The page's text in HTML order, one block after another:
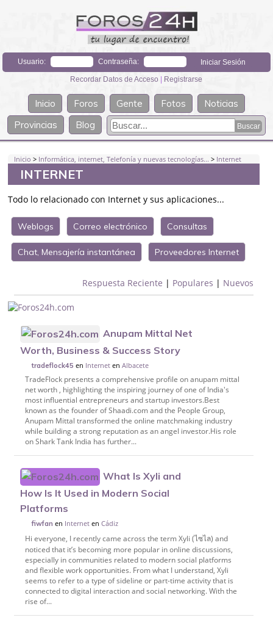
Usuario: Contraseña:
Recordar Datos de Acceso | Registrarse
Inicio Foros Gente Fotos
Noticias
Provincias
Blog
Inicio > Informática, internet, Telefonía y nuevas tecnologías... > Internet
INTERNET
Todo lo relacionado con Internet y sus aplicaciones...
Weblogs Correo electrónico Consultas
Chat, Mensajería instantánea Proveedores Internet
Respuesta Reciente | Populares | Nuevos
Anupam Mittal Net
Worth, Business & Success Story
tradeflock45 en Internet enAlbacete
TradeFlock presents a comprehensive profile on anupam mittal
net worth , highlighting the inspiring journey of one of India's
most influential entrepreneurs and startup investors.Best
known as the founder of Shaadi.com and the People Group,
Anupam Mittal transformed the online matchmaking industry
while building a strong reputation as an angel investor.His role
on Shark Tank India has further...
What Is Xyli and
How Is It Used in Modern Social
Platforms
fiwfan en Internet enCádiz
Hi everyone, I recently came across the term Xyli (ไซไล) and
noticed that it’s becoming more popular in online discussions,
especially in communities related to modern social platforms
and flexible work opportunities. From what I understand, Xyli
seems to refer to a type of sideline or part-time activity that is
connected to digital interaction and social networking. With the
rise of...